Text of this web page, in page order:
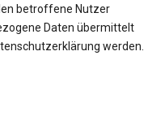
betroffene Nutzer
Daten übermittelt
werden.